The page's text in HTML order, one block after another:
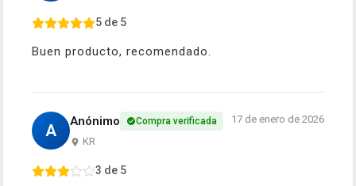
5 de 5
Buen producto, recomendado.
A Anónimo Compra verificada
KR
17 de enero de 2026
3 de 5